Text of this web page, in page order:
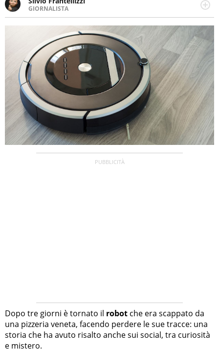
GIORNALISTA
Giornalista pubblicista. Da oltre dieci anni si occupa di
informazione sul web, scrivendo di sport, attualità,
cronaca, motori, spettacolo e videogame.
Dopo tre giorni è tornato il robot che era scappato da
una pizzeria veneta, facendo perdere le sue tracce: una
storia che ha avuto risalto anche sui social, tra curiosità
e mistero.